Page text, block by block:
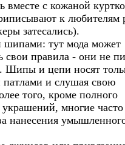
с кожаной
к любителям
затесались).
тут мода может
свои правила - они не
Шипы и цепи носят
патлами и слушая свою
того, кроме полного
многие часто
нанесения